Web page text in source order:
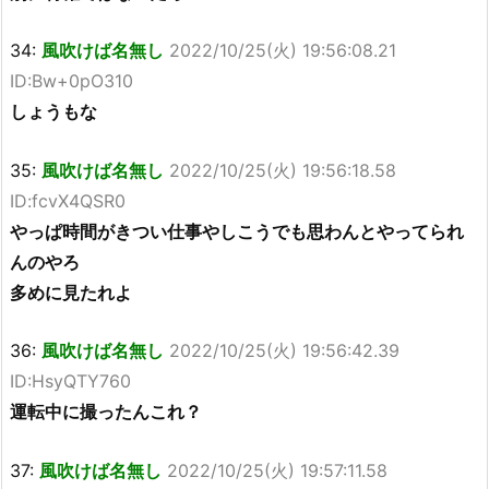
34: 風吹けば名無し 2022/10/25(火) 19:56:08.21
ID:Bw+0pO310
しょうもな
35: 風吹けば名無し 2022/10/25(火) 19:56:18.58
ID:fcvX4QSR0
やっぱ時間がきつい仕事やしこうでも思わんとやってられ
んのやろ
多めに見たれよ
36: 風吹けば名無し 2022/10/25(火) 19:56:42.39
ID:HsyQTY760
運転中に撮ったんこれ？
37: 風吹けば名無し 2022/10/25(火) 19:57:11.58